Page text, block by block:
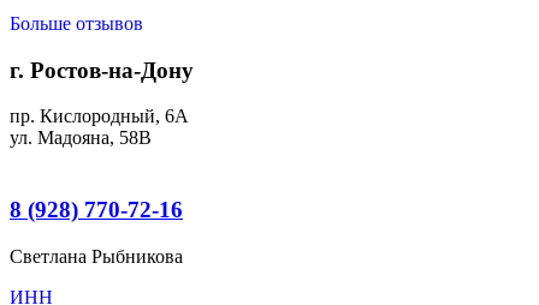
Больше отзывов
г. Ростов-на-Дону
пр. Кислородный, 6А
ул. Мадояна, 58В
8 (928) 770-72-16
Светлана Рыбникова
ИНН